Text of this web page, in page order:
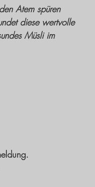
Atem spüren
diese wertvolle
Müsli im